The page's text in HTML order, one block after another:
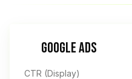
GOOGLE ADS
CTR (Display)